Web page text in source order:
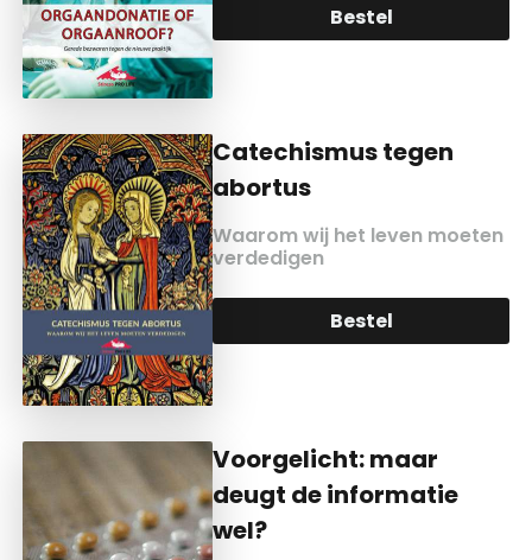
Bestel
Catechismus tegen
abortus
Waarom wij het leven moeten
verdedigen
Bestel
Voorgelicht: maar
deugt de informatie
wel?